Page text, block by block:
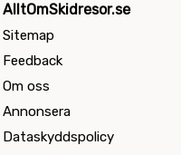
AlltOmSkidresor.se
Sitemap
Feedback
Om oss
Annonsera
Dataskyddspolicy